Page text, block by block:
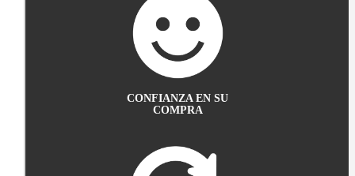
CONFIANZA EN SU
COMPRA